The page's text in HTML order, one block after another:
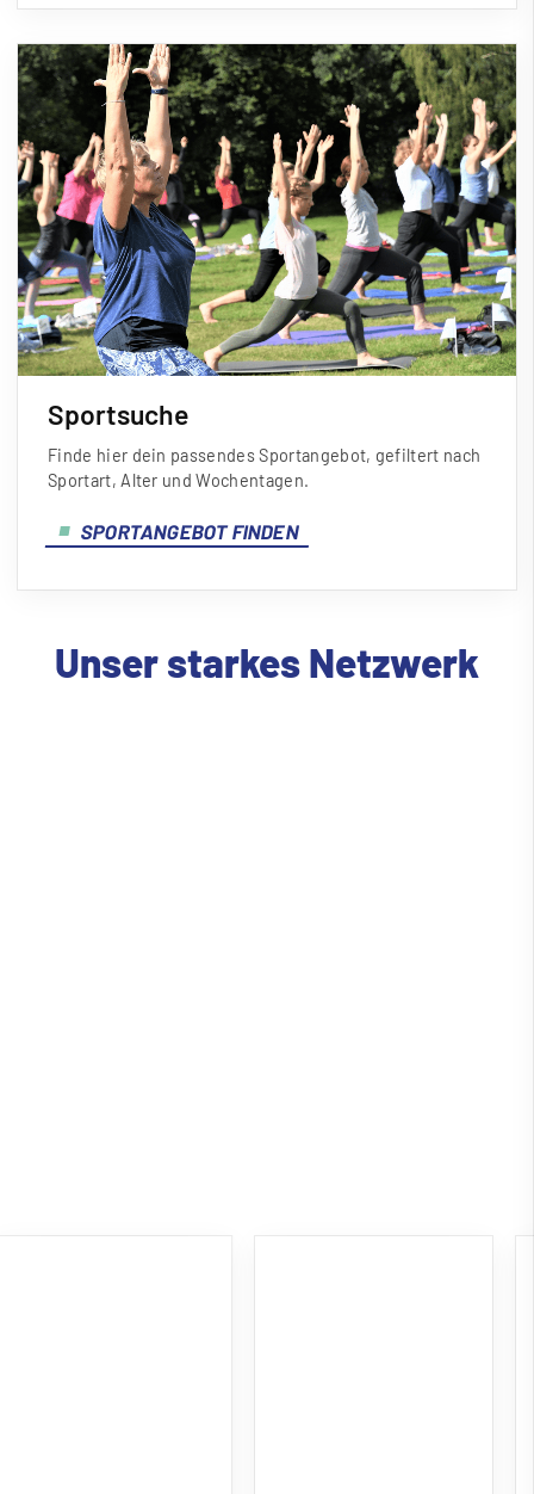
Sportsuche
Finde hier dein passendes Sportangebot, gefiltert nach
Sportart, Alter und Wochentagen.
SPORTANGEBOT FINDEN
Unser starkes Netzwerk